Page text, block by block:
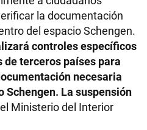
la documentación
del espacio Schengen.
controles específicos
terceros países para
necesaria
Schengen. La suspensión
Ministerio del Interior